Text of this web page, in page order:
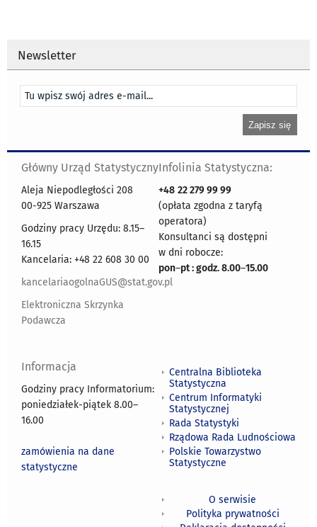
Newsletter
Główny Urząd Statystyczny
Aleja Niepodległości 208
00-925 Warszawa
Godziny pracy Urzędu: 8.15–
16.15
Kancelaria: +48 22 608 30 00
kancelariaogolnaGUS@stat.gov.pl
Elektroniczna Skrzynka
Podawcza
Infolinia Statystyczna:
+48 22 279 99 99
(opłata zgodna z taryfą
operatora)
Konsultanci są dostępni
w dni robocze:
pon–pt : godz. 8.00–15.00
Informacja
Godziny pracy Informatorium:
poniedziałek-piątek 8.00–
16.00
zamówienia na dane
statystyczne
Centralna Biblioteka
Statystyczna
Centrum Informatyki
Statystycznej
Rada Statystyki
Rządowa Rada Ludnościowa
Polskie Towarzystwo
Statystyczne
O serwisie
Polityka prywatności